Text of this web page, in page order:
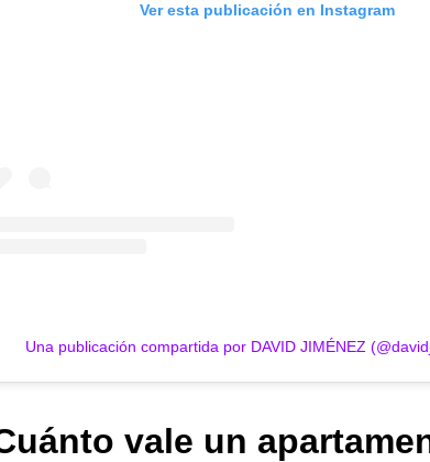
Ver esta publicación en Instagram
Una publicación compartida por DAVID JIMÉNEZ
vale un